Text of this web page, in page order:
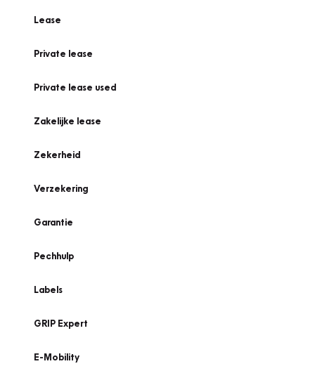
Lease
Private lease
Private lease used
Zakelijke lease
Zekerheid
Verzekering
Garantie
Pechhulp
Labels
GRIP Expert
E-Mobility